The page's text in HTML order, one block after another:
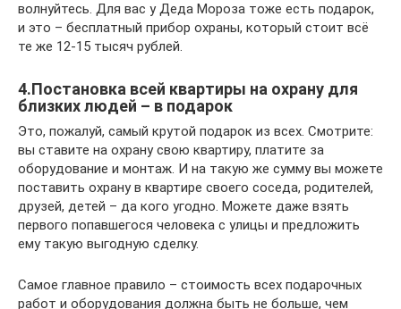
волнуйтесь. Для вас у Деда Мороза тоже есть подарок,
и это – бесплатный прибор охраны, который стоит всё
те же 12-15 тысяч рублей.
4.Постановка всей квартиры на охрану для
близких людей – в подарок
Это, пожалуй, самый крутой подарок из всех. Смотрите:
вы ставите на охрану свою квартиру, платите за
оборудование и монтаж. И на такую же сумму вы можете
поставить охрану в квартире своего соседа, родителей,
друзей, детей – да кого угодно. Можете даже взять
первого попавшегося человека с улицы и предложить
ему такую выгодную сделку.
Самое главное правило – стоимость всех подарочных
работ и оборудования должна быть не больше, чем